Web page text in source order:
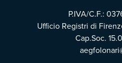
P.IVA/C.F.:
Ufficio Registri di
Cap.Soc.